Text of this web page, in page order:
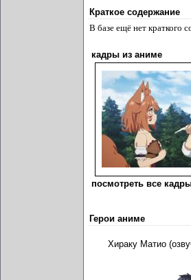
Краткое содержание
В базе ещё нет краткого
кадры из аниме
посмотреть все
Герои аниме
Хираку Матио